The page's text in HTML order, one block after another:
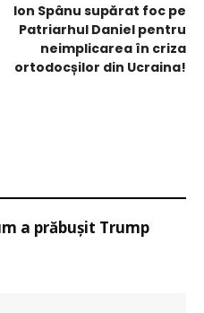
Ion Spânu supărat foc pe
Patriarhul Daniel pentru
neimplicarea în criza
ortodocșilor din Ucraina!
a prăbușit Trump